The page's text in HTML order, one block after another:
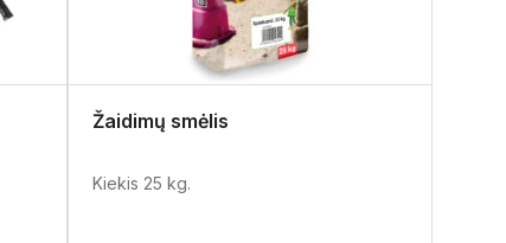
Žaidimų smėlis
Kiekis 25 kg.